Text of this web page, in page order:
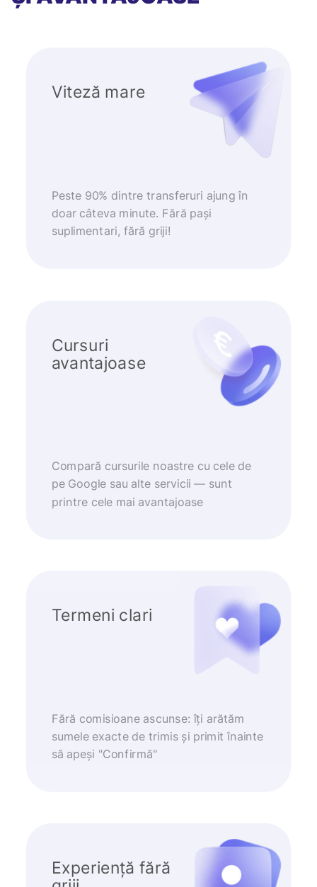
Viteză mare
Peste 90% dintre transferuri ajung în
doar câteva minute. Fără pași
suplimentari, fără griji!
Cursuri
avantajoase
Compară cursurile noastre cu cele de
pe Google sau alte servicii — sunt
printre cele mai avantajoase
Termeni clari
Fără comisioane ascunse: îți arătăm
sumele exacte de trimis și primit înainte
să apeși "Confirmă"
Experiență fără